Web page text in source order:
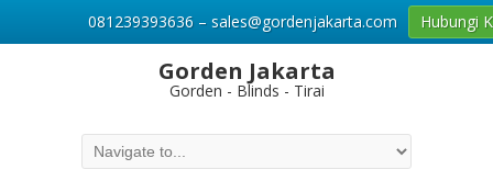
Gorden Jakarta
Gorden - Blinds - Tirai
081239393636 – sales@gordenjakarta.com Hubungi